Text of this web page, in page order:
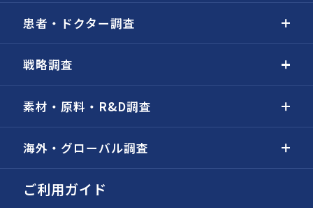
患者・ドクター調査
戦略調査
素材・原料・R&D調査
海外・グローバル調査
ご利用ガイド